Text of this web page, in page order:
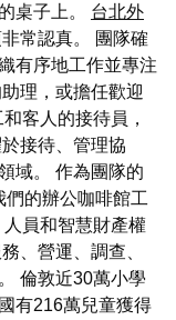
桌子上。 台北外
常認真。 團隊確
有序地工作並專注
理，或擔任歡迎
和客人的接待員，
接待、管理協
域。 作為團隊的
們的辦公咖啡館工
員和智慧財產權
、營運、調查、
倫敦近30萬小學
有216萬兒童獲得